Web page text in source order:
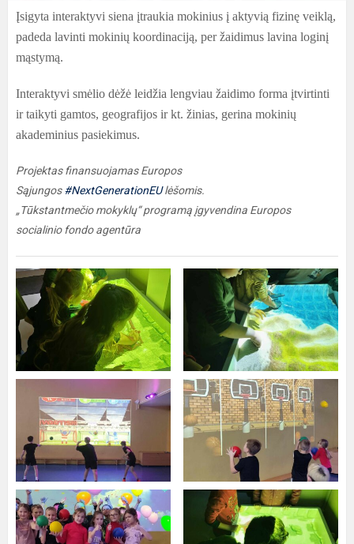
Įsigyta interaktyvi siena įtraukia mokinius į aktyvią fizinę veiklą,
padeda lavinti mokinių koordinaciją, per žaidimus lavina loginį
mąstymą.
Interaktyvi smėlio dėžė leidžia lengviau žaidimo forma įtvirtinti
ir taikyti gamtos, geografijos ir kt. žinias, gerina mokinių
akademinius pasiekimus.
Projektas finansuojamas Europos
Sąjungos#NextGenerationEUlėšomis.
„Tūkstantmečio mokyklų“ programą įgyvendina Europos
socialinio fondo agentūra